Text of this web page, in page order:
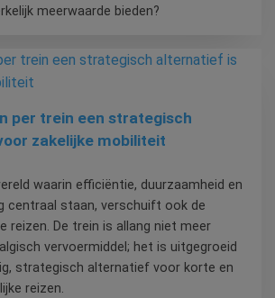
meerwaarde bieden?
per trein een strategisch
zakelijke mobiliteit
waarin efficiëntie, duurzaamheid en
centraal staan, verschuift ook de
reizen. De trein is allang niet meer
vervoermiddel; het is uitgegroeid
strategisch alternatief voor korte en
reizen.